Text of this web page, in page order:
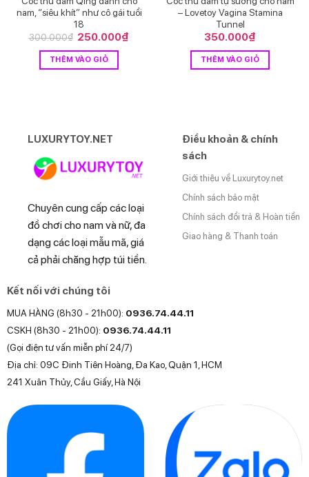
nam, “siêu khít” như cô gái tuổi
18
300.000₫ Giá
là:
300.000₫.
250.000₫
THÊM VÀO GIỎ
– Lovetoy Vagina Stamina
Tunnel
350.000₫
THÊM VÀO GIỎ
LUXURYTOY.NET
Chuyên cung cấp các loại
đồ chơi cho nam và nữ, đa
dạng các loại mẫu mã, giá
cả phải chăng hợp túi tiền.
Điều khoản & chính
sách
Giới thiệu về Luxurytoy.net
Chính sách bảo mật
Chính sách đổi trả & Hoàn tiền
Giao hàng & Thanh toán
Kết nối với chúng tôi
MUA HÀNG (8h30 - 21h00): 0936.74.44.11
CSKH (8h30 - 21h00): 0936.74.44.11
(Gọi điện tư vấn miễn phí 24/7)
Địa chỉ: 09C Đinh Tiên Hoàng, Đa Kao, Quận 1, HCM
241 Xuân Thủy, Cầu Giấy, Hà Nội